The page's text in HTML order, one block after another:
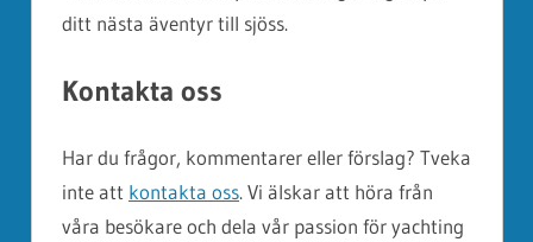
ditt nästa äventyr till sjöss.
Kontakta oss
Har du frågor, kommentarer eller förslag? Tveka
inte att kontakta oss. Vi älskar att höra från
våra besökare och dela vår passion för yachting